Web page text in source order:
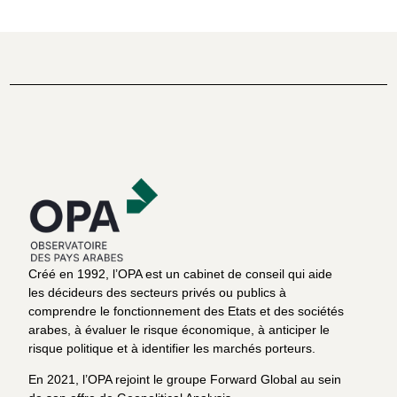
Créé en 1992, l’OPA est un cabinet de conseil qui aide
les décideurs des secteurs privés ou publics à
comprendre le fonctionnement des Etats et des sociétés
arabes, à évaluer le risque économique, à anticiper le
risque politique et à identifier les marchés porteurs.
En 2021, l’OPA rejoint le groupe Forward Global au sein